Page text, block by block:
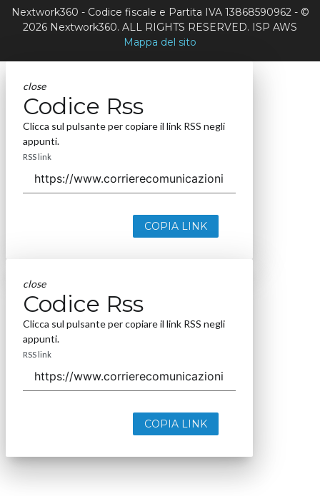
Nextwork360 - Codice fiscale e Partita IVA 13868590962 - ©
2026 Nextwork360. ALL RIGHTS RESERVED. ISP AWS
Mappa del sito
close
Codice Rss
Clicca sul pulsante per copiare il link RSS negli
appunti.
RSS link
COPIA LINK
close
Codice Rss
Clicca sul pulsante per copiare il link RSS negli
appunti.
RSS link
COPIA LINK